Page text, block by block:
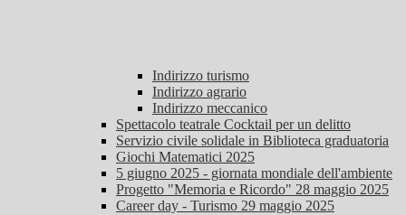
Indirizzo turismo
Indirizzo agrario
Indirizzo meccanico
Spettacolo teatrale Cocktail per un delitto
Servizio civile solidale in Biblioteca graduatoria
Giochi Matematici 2025
5 giugno 2025 - giornata mondiale dell'ambiente
Progetto "Memoria e Ricordo" 28 maggio 2025
Career day - Turismo 29 maggio 2025